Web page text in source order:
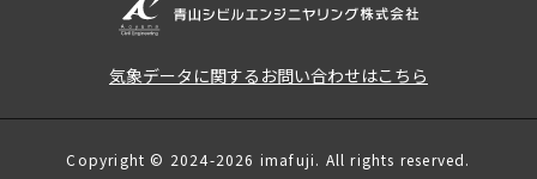
気象データに関するお問い合わせはこちら
Copyright © 2024-2026 imafuji. All rights reserved.